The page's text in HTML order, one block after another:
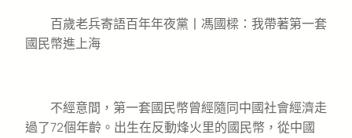
百歲老兵寄語百年年夜黨丨馮國樑：我帶著第一套
國民幣進上海
不經意間，第一套國民幣曾經隨同中國社會經濟走
過了72個年齡。出生在反動烽火里的國民幣，從中國